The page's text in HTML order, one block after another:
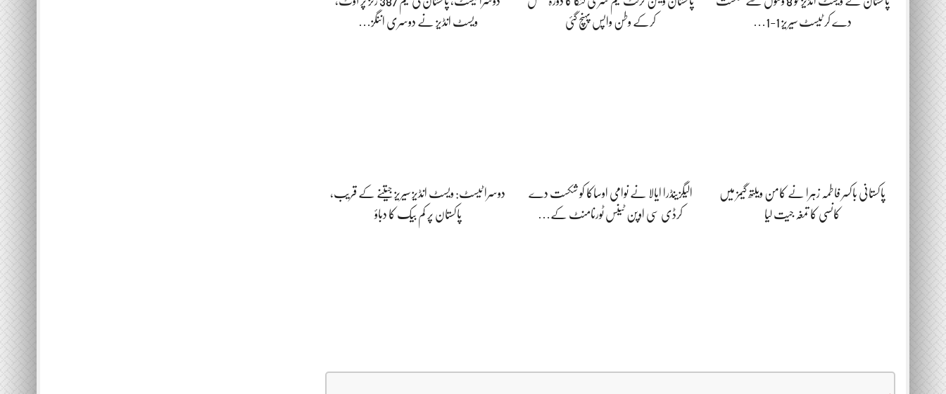
دے کر ٹیسٹ سیریز 1-1…
کرکے وطن واپس پہنچ گئی
ویسٹ انڈیز نے دوسری اننگز…
پاکستانی باکسر فاطمہ زہرا نے کامن ویلتھ گیمز میں
کانسی کا تمغہ جیت لیا
الیگزینڈرا ایالا نے نوامی اوساکا کو شکست دے
کرڈی سی اوپن ٹینس ٹورنامنٹ کے…
دوسرا ٹیسٹ: ویسٹ انڈیز سیریز جیتنے کے قریب،
پاکستان پر کم بیک کا دباؤ